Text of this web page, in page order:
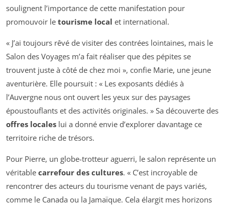
soulignent l’importance de cette manifestation pour
promouvoir le tourisme local et international.
« J’ai toujours rêvé de visiter des contrées lointaines, mais le
Salon des Voyages m’a fait réaliser que des pépites se
trouvent juste à côté de chez moi », confie Marie, une jeune
aventurière. Elle poursuit : « Les exposants dédiés à
l’Auvergne nous ont ouvert les yeux sur des paysages
époustouflants et des activités originales. » Sa découverte des
offres locales lui a donné envie d’explorer davantage ce
territoire riche de trésors.
Pour Pierre, un globe-trotteur aguerri, le salon représente un
véritable carrefour des cultures. « C’est incroyable de
rencontrer des acteurs du tourisme venant de pays variés,
comme le Canada ou la Jamaïque. Cela élargit mes horizons